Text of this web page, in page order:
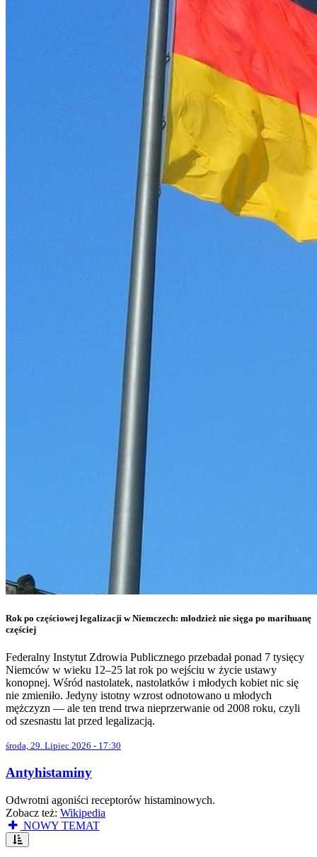
Rok po częściowej legalizacji w Niemczech: młodzież nie sięga po marihuanę
częściej
Federalny Instytut Zdrowia Publicznego przebadał ponad 7 tysięcy
Niemców w wieku 12–25 lat rok po wejściu w życie ustawy
konopnej. Wśród nastolatek, nastolatków i młodych kobiet nic się
nie zmieniło. Jedyny istotny wzrost odnotowano u młodych
mężczyzn — ale ten trend trwa nieprzerwanie od 2008 roku, czyli
od szesnastu lat przed legalizacją.
środa, 29. Lipiec 2026 - 17:30
Antyhistaminy
Odwrotni agoniści receptorów histaminowych.
Zobacz też: Wikipedia
NOWY TEMAT